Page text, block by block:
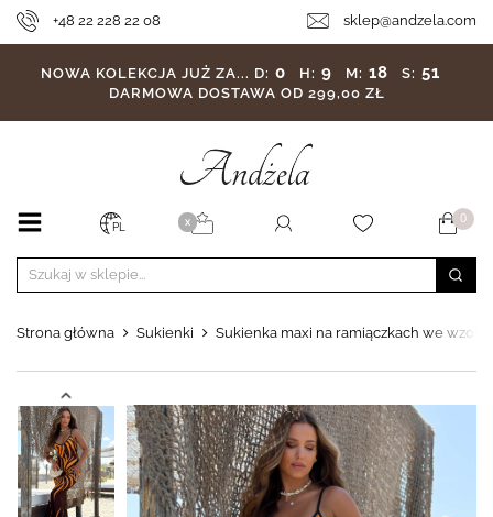
+48 22 228 22 08 sklep@andzela.com
NOWA KOLEKCJA JUŻ ZA... D: 0 H: 9 M: 18 S: 49
DARMOWA DOSTAWA OD 299,00 ZŁ
PL X 0
Strona główna Sukienki Sukienka maxi na ramiączkach we